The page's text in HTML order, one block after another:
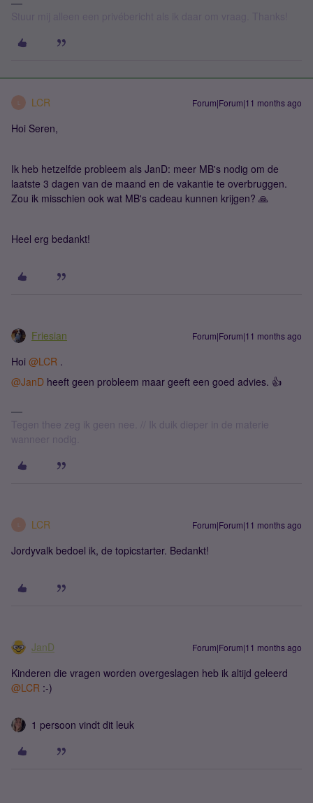
LCR Forum|Forum|11 months ago
Hoi Seren,
Ik heb hetzelfde probleem als JanD: meer MB's nodig om de
laatste 3 dagen van de maand en de vakantie te overbruggen.
Zou ik misschien ook wat MB's cadeau kunnen krijgen? 🙏
Heel erg bedankt!
Friesian Forum|Forum|11 months ago
Hoi ​ @LCR .
@JanD heeft geen probleem maar geeft een goed advies. 👍
Tegen thee zeg ik geen nee. // Ik duik dieper in de materie
wanneer nodig.
LCR Forum|Forum|11 months ago
Jordyvalk bedoel ik, de topicstarter. Bedankt!
JanD Forum|Forum|11 months ago
Kinderen die vragen worden overgeslagen heb ik altijd geleerd ​
@LCR :-)
1 persoon vindt dit leuk